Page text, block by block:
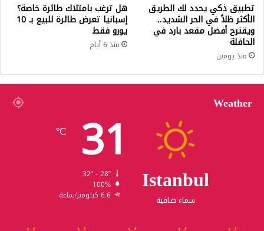
تطبيق ذكي يحدد لك الطريق
الأكثر ظلاً في الحر الشديد..
ويقترح أفضل مقعد بارد في
الحافلة
منذ يومين
هل ترغب بامتلاك طائرة خاصة؟
إسبانيا تعرض طائرة للبيع بـ 10
يورو فقط
منذ 6 أيام
Weather
Istanbul
سماء صافية
31
℃
32º - 28º
100%
6.6 كيلومتر/ساعة